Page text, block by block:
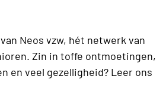
Neos vzw, hét netwerk van
Zin in toffe ontmoetingen,
en veel gezelligheid? Leer ons